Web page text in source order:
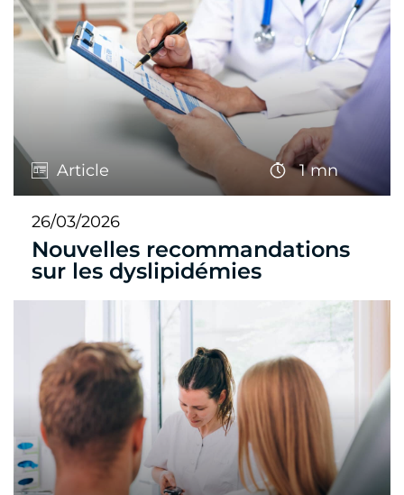
Article 1 mn
26/03/2026
Nouvelles recommandations
sur les dyslipidémies